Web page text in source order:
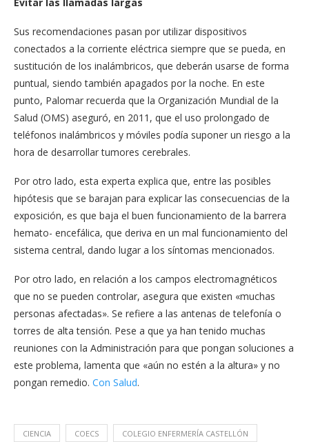
Sus recomendaciones pasan por utilizar dispositivos
conectados a la corriente eléctrica siempre que se pueda, en
sustitución de los inalámbricos, que deberán usarse de forma
puntual, siendo también apagados por la noche. En este
punto, Palomar recuerda que la Organización Mundial de la
Salud (OMS) aseguró, en 2011, que el uso prolongado de
teléfonos inalámbricos y móviles podía suponer un riesgo a la
hora de desarrollar tumores cerebrales.
Por otro lado, esta experta explica que, entre las posibles
hipótesis que se barajan para explicar las consecuencias de la
exposición, es que baja el buen funcionamiento de la barrera
hemato- encefálica, que deriva en un mal funcionamiento del
sistema central, dando lugar a los síntomas mencionados.
Por otro lado, en relación a los campos electromagnéticos
que no se pueden controlar, asegura que existen «muchas
personas afectadas». Se refiere a las antenas de telefonía o
torres de alta tensión. Pese a que ya han tenido muchas
reuniones con la Administración para que pongan soluciones a
este problema, lamenta que «aún no estén a la altura» y no
pongan remedio. Con Salud.
CIENCIA COECS COLEGIO ENFERMERÍA CASTELLÓN